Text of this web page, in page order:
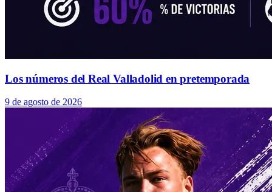
Los números del Real Valladolid en pretemporada
9 de agosto de 2026